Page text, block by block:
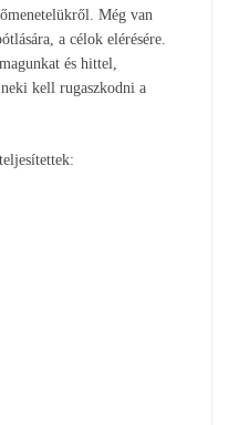
Még van
a célok elérésére.
és hittel,
kell rugaszkodni a